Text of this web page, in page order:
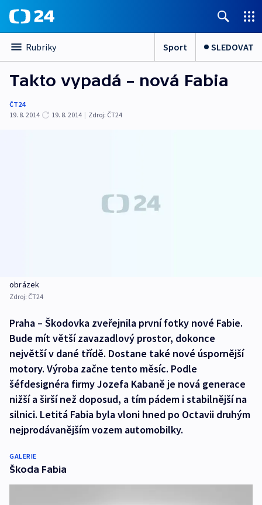
Rubriky Sport SLEDOVAT
Takto vypadá – nová Fabia
ČT24
19. 8. 2014
19. 8. 2014 | Zdroj: ČT24
obrázek
Zdroj: ČT24
Praha – Škodovka zveřejnila první fotky nové Fabie.
Bude mít větší zavazadlový prostor, dokonce
největší v dané třídě. Dostane také nové úspornější
motory. Výroba začne tento měsíc. Podle
šéfdesignéra firmy Jozefa Kabaně je nová generace
nižší a širší než doposud, a tím pádem i stabilnější na
silnici. Letitá Fabia byla vloni hned po Octavii druhým
nejprodávanějším vozem automobilky.
GALERIE
Škoda Fabia